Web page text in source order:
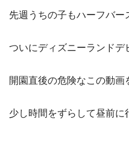
先週うちの子もハーフバー
ついにディズニーランドデ
開園直後の危険なこの動画
少し時間をずらして昼前に